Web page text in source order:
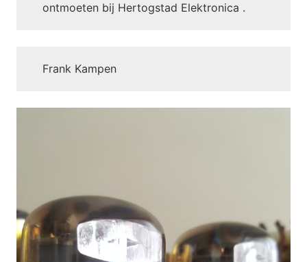
ontmoeten bij Hertogstad Elektronica .
Frank Kampen